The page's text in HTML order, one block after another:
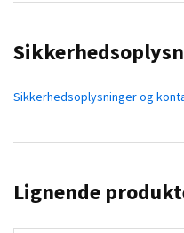
Sikkerhedsoplysninger og
Lignende